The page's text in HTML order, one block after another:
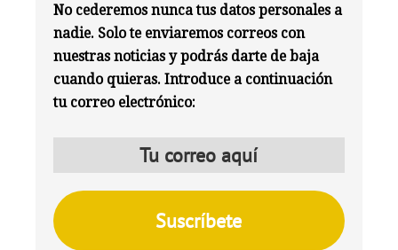
No cederemos nunca tus datos personales a
nadie. Solo te enviaremos correos con
nuestras noticias y podrás darte de baja
cuando quieras. Introduce a continuación
tu correo electrónico: